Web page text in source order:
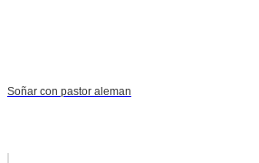
Soñar con pastor aleman